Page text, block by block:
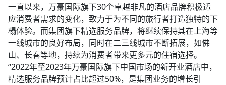
一直以来，万豪国际旗下30个卓越非凡的酒店品牌积极适
应消费者需求的变化，致力于为不同的旅行者打造独特的下
榻体验。而集团旗下精选服务品牌，将继续保持其在上海等
一线城市的良好布局，同时在二三线城市不断拓展，如佛
山、长春等地，持续为消费者带来更多元的住宿选择。​
“2022年至2023年万豪国际旗下中国市场的新开业酒店中，
精选服务品牌预计占比超过50%，是集团业务的增长引